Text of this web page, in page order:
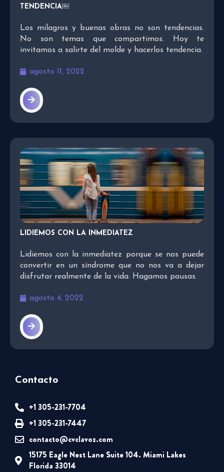
TENDENCIA￼
Los milagros y buenas obras no son tendencias.
No son temas que compartimos. Hoy te
invitamos a salirte del molde y hacerlos tendencia.
agosto 11, 2022
LIDIEMOS CON LA INMEDIATEZ
Lidiemos con la inmediatez porque se nos puede
convertir en un síndrome que no nos va a dejar
disfrutar realmente de la vida. Hagamos pausas.
agosto 4, 2022
Contacto
+1 305-231-7704
+1 305-231-7447
contacto@cvclavoz.com
15175 Eagle Nest Lane Suite 104. Miami Lakes
Florida 33014